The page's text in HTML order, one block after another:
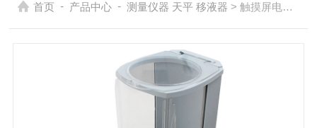
首页 - 产品中心 - 测量仪器 天平 移液器 > 触摸屏电子分析天平GT系列GT104、GT124-GT224C